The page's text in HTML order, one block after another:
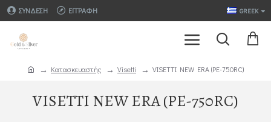
ΣΎΝΔΕΣΗ ΕΓΓΡΑΦΉ GREEK
Κατασκευαστής Visetti VISETTI NEW ERA (PE-750RC)
VISETTI NEW ERA (PE-750RC)